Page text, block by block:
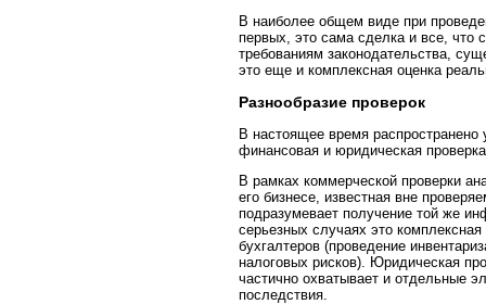
В наиболее общем виде при
первых, это сама сделка и все, что
требованиям законодательства,
это еще и комплексная оценка
Разнообразие проверок
В настоящее время распространено
финансовая и юридическая
В рамках коммерческой проверки
его бизнесе, известная вне
подразумевает получение той же
серьезных случаях это
бухгалтеров (проведение
налоговых рисков). Юридическая
частично охватывает и отдельные
последствия.